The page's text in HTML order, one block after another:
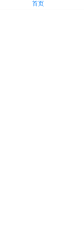
首页